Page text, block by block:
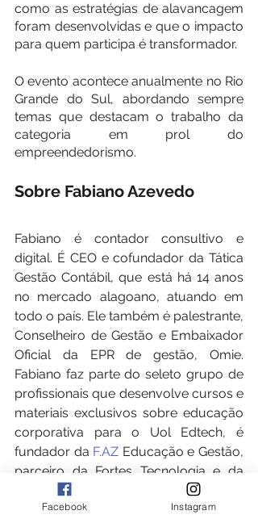
como as estratégias de alavancagem
foram desenvolvidas e que o impacto
para quem participa é transformador.
O evento acontece anualmente no Rio
Grande do Sul, abordando sempre
temas que destacam o trabalho da
categoria em prol do
empreendedorismo.
Sobre Fabiano Azevedo
Fabiano é contador consultivo e
digital. É CEO e cofundador da Tática
Gestão Contábil, que está há 14 anos
no mercado alagoano, atuando em
todo o país. Ele também é palestrante,
Conselheiro de Gestão e Embaixador
Oficial da EPR de gestão, Omie.
Fabiano faz parte do seleto grupo de
profissionais que desenvolve cursos e
materiais exclusivos sobre educação
corporativa para o Uol Edtech, é
fundador da F.AZ Educação e Gestão,
parceiro da Fortes Tecnologia e da
Klaus Fiscal.
Facebook Instagram